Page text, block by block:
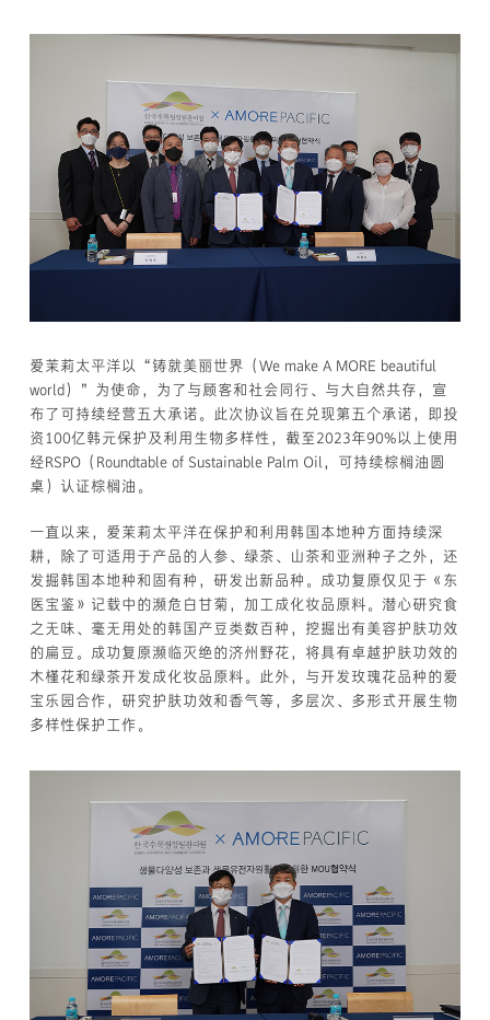
爱茉莉太平洋以“铸就美丽世界（We make A MORE beautiful
world）”为使命，为了与顾客和社会同行、与大自然共存，宣
布了可持续经营五大承诺。此次协议旨在兑现第五个承诺，即投
资100亿韩元保护及利用生物多样性，截至2023年90%以上使用
经RSPO（Roundtable of Sustainable Palm Oil，可持续棕榈油圆
桌）认证棕榈油。
一直以来，爱茉莉太平洋在保护和利用韩国本地种方面持续深
耕，除了可适用于产品的人参、绿茶、山茶和亚洲种子之外，还
发掘韩国本地种和固有种，研发出新品种。成功复原仅见于《东
医宝鉴》记载中的濒危白甘菊，加工成化妆品原料。潜心研究食
之无味、毫无用处的韩国产豆类数百种，挖掘出有美容护肤功效
的扁豆。成功复原濒临灭绝的济州野花，将具有卓越护肤功效的
木槿花和绿茶开发成化妆品原料。此外，与开发玫瑰花品种的爱
宝乐园合作，研究护肤功效和香气等，多层次、多形式开展生物
多样性保护工作。